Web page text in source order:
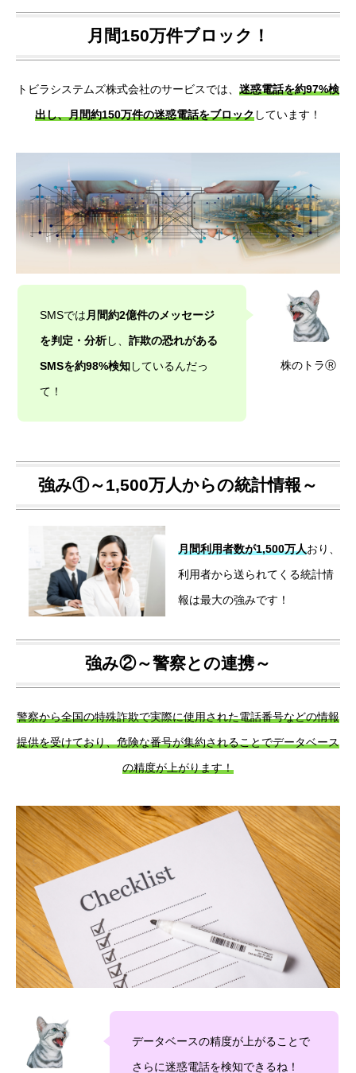
月間150万件ブロック！
トビラシステムズ株式会社のサービスでは、 迷惑電話を約97%検
出し、月間約150万件の迷惑電話をブロックしています！
株のトラⓇ
SMSでは 月間約2億件のメッセージ
を判定・分析し、 詐欺の恐れがある
SMSを約98%検知しているんだっ
て！
強み①～1,500万人からの統計情報～
月間利用者数が1,500万人おり、
利用者から送られてくる統計情
報は最大の強みです！
強み②～警察との連携～
警察から全国の特殊詐欺で実際に使用された電話番号などの情報
提供を受けており、危険な番号が集約されることでデータベース
の精度が上がります！
データベースの精度が上がることで
さらに迷惑電話を検知できるね！